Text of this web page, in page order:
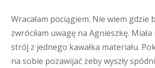
Wracałam pociągiem. Nie wiem gdzie
zwróciłam uwagę na Agnieszkę.
strój z jednego kawałka materiału.
na sobie pozawijać żeby wyszły